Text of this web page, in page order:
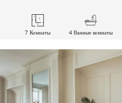
7 Комнаты 4 Ванные комнаты